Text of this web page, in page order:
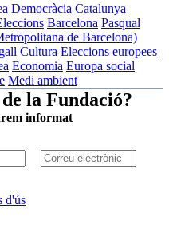
Democràcia Catalunya
Barcelona Pasqual
de Barcelona)
Cultura Eleccions europees
Economia Europa social
Medi ambient
la Fundació?
informat
d'ús